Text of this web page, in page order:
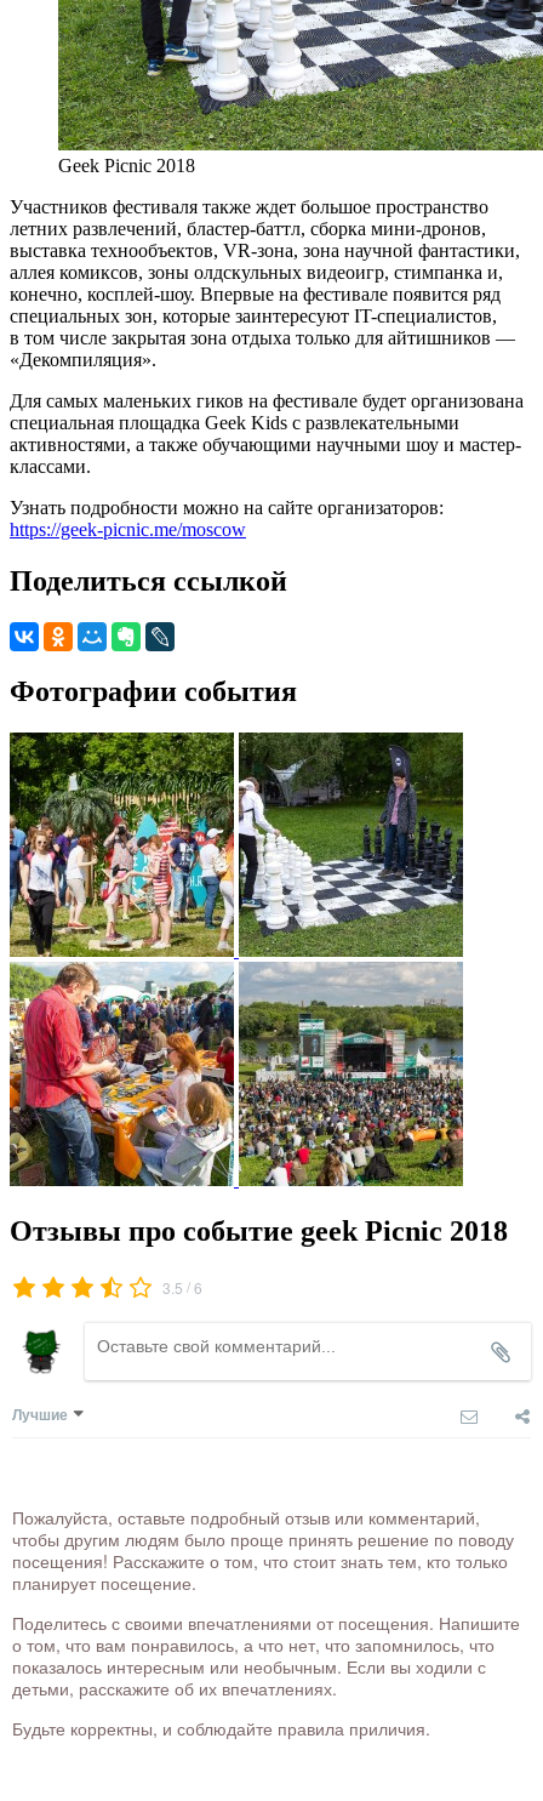
Geek Picnic 2018
Участников фестиваля также ждет большое пространство
летних развлечений, бластер-баттл, сборка мини-дронов,
выставка технообъектов, VR-зона, зона научной фантастики,
аллея комиксов, зоны олдскульных видеоигр, стимпанка и,
конечно, косплей-шоу. Впервые на фестивале появится ряд
специальных зон, которые заинтересуют IT-специалистов,
в том числе закрытая зона отдыха только для айтишников —
«Декомпиляция».
Для самых маленьких гиков на фестивале будет организована
специальная площадка Geek Kids c развлекательными
активностями, а также обучающими научными шоу и мастер-
классами.
Узнать подробности можно на сайте организаторов:
https://geek-picnic.me/moscow
Поделиться ссылкой
Фотографии события
Отзывы про событие geek Picnic 2018
3.5 /6
Лучшие
Пожалуйста, оставьте подробный отзыв или комментарий,
чтобы другим людям было проще принять решение по поводу
посещения! Расскажите о том, что стоит знать тем, кто только
планирует посещение.
Поделитесь с своими впечатлениями от посещения. Напишите
о том, что вам понравилось, а что нет, что запомнилось, что
показалось интересным или необычным. Если вы ходили с
детьми, расскажите об их впечатлениях.
Будьте корректны, и соблюдайте правила приличия.